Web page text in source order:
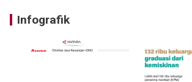
Infografik